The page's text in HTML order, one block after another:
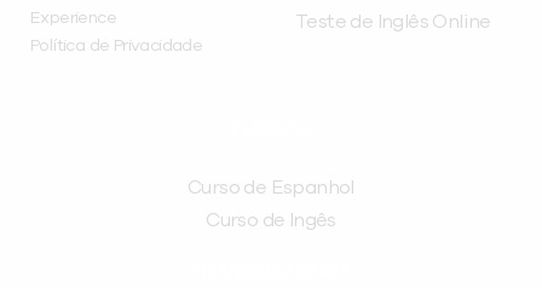
Experience
Política de Privacidade
Teste de Inglês Online
Curso de Espanhol
Curso de Ingês